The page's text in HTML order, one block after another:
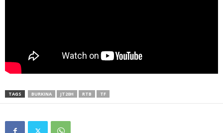
TAGS BURKINA JT20H RTB TF